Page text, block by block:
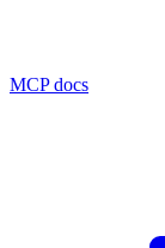
MCP docs